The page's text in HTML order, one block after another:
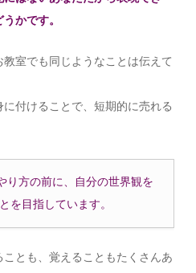
かです。
室でも同じようなことは伝えて
付けることで、短期的に売れる
り方の前に、自分の世界観を
を目指しています。
とも、覚えることもたくさんあ